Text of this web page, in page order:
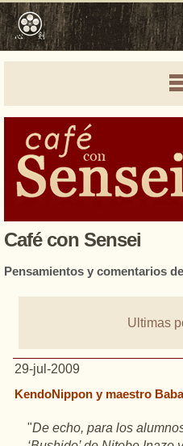
Café con Sensei
Pensamientos y comentarios
Ultimas
29-jul-2009
KendoNippon y maestro
"De echo, para los